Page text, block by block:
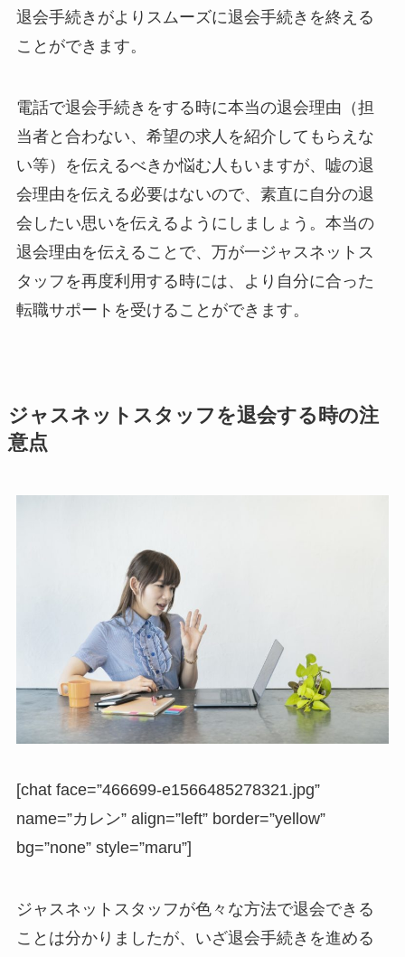
退会手続きがよりスムーズに退会手続きを終える
ことができます。
電話で退会手続きをする時に本当の退会理由（担
当者と合わない、希望の求人を紹介してもらえな
い等）を伝えるべきか悩む人もいますが、嘘の退
会理由を伝える必要はないので、素直に自分の退
会したい思いを伝えるようにしましょう。本当の
退会理由を伝えることで、万が一ジャスネットス
タッフを再度利用する時には、より自分に合った
転職サポートを受けることができます。
ジャスネットスタッフを退会する時の注
意点
[chat face=”466699-e1566485278321.jpg”
name=”カレン” align=”left” border=”yellow”
bg=”none” style=”maru”]
ジャスネットスタッフが色々な方法で退会できる
ことは分かりましたが、いざ退会手続きを進める